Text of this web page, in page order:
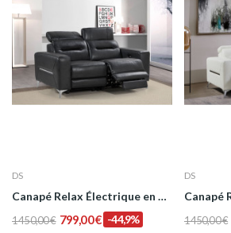
DS
Canapé Relax Électrique en Cuir de Buffle DOA -...
1 450,00 € 799,00 € -44,9%
DS
1 450,00 €